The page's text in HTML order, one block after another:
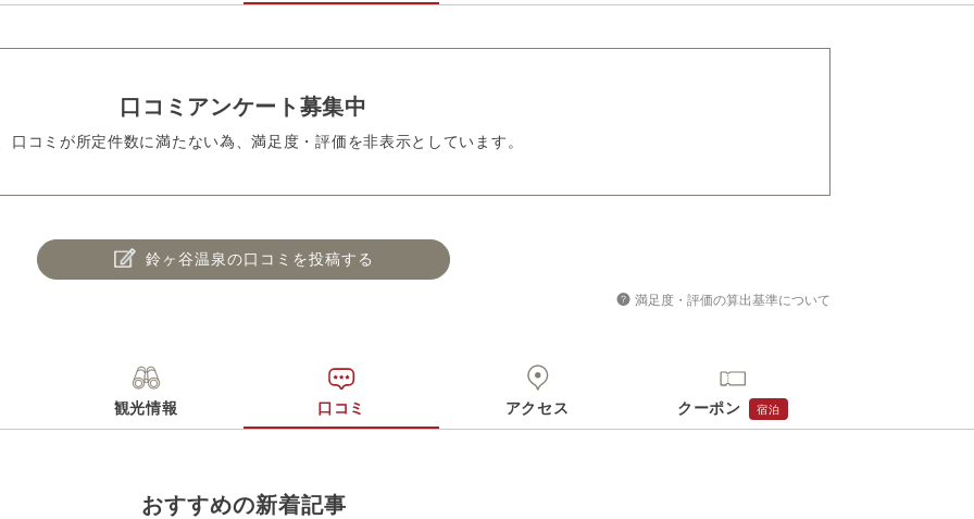
口コミアンケート募集中
口コミが所定件数に満たない為、満足度・評価を非表示としています。
鈴ヶ谷温泉の口コミを投稿する
満足度・評価の算出基準について
観光情報 口コミ アクセス クーポン 宿泊
おすすめの新着記事